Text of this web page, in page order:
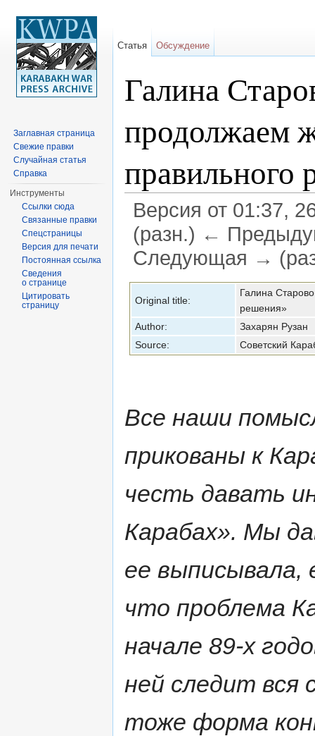
Галина
продолжаем
правильного
Версия от 01:37,
(разн.) ←
Следующая →
Original title:
Галина
решения»
Author:
Захарян Рузан
Source:
Советский
Все наши
прикованы к
честь давать
Карабах». Мы
ее выписывала,
что проблема
начале 89-х
ней следит
тоже форма
Статья Обсуждение
Заглавная страница
Свежие правки
Случайная статья
Справка
Инструменты
Ссылки сюда
Связанные правки
Спецстраницы
Версия для печати
Постоянная ссылка
Сведения
о странице
Цитировать
страницу